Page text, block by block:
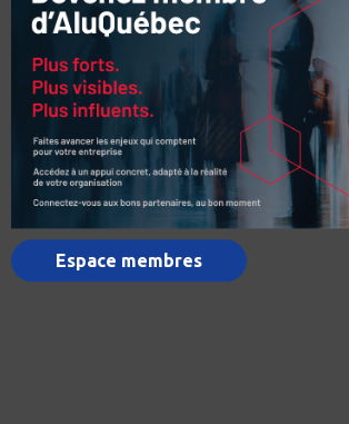
Espace membres